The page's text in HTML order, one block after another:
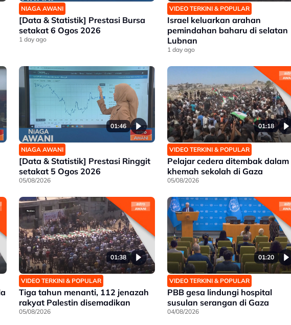
NIAGA AWANI
[Data & Statistik] Prestasi Bursa
setakat 6 Ogos 2026
1 day ago
VIDEO TERKINI & POPULAR
Israel keluarkan arahan
pemindahan baharu di selatan
Lubnan
1 day ago
01:46
NIAGA AWANI
[Data & Statistik] Prestasi Ringgit
setakat 5 Ogos 2026
05/08/2026
01:18
VIDEO TERKINI & POPULAR
Pelajar cedera ditembak dalam
khemah sekolah di Gaza
05/08/2026
01:38
VIDEO TERKINI & POPULAR
Tiga tahun menanti, 112 jenazah
rakyat Palestin disemadikan
05/08/2026
01:20
VIDEO TERKINI & POPULAR
PBB gesa lindungi hospital
susulan serangan di Gaza
04/08/2026